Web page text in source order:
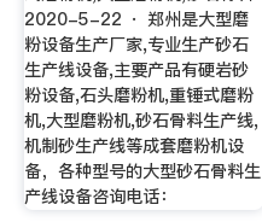
2020-5-22 · 郑州是大型磨
粉设备生产厂家,专业生产砂石
生产线设备,主要产品有硬岩砂
粉设备,石头磨粉机,重锤式磨粉
机,大型磨粉机,砂石骨料生产线,
机制砂生产线等成套磨粉机设
备，各种型号的大型砂石骨料生
产线设备咨询电话：